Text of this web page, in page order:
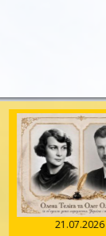
21.07.2026